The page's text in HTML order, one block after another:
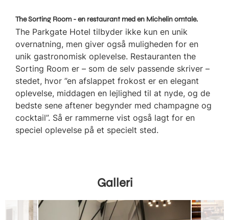
The Sorting Room - en restaurant med en Michelin omtale.
The Parkgate Hotel tilbyder ikke kun en unik
overnatning, men giver også muligheden for en
unik gastronomisk oplevelse. Restauranten the
Sorting Room er – som de selv passende skriver –
stedet, hvor ”en afslappet frokost er en elegant
oplevelse, middagen en lejlighed til at nyde, og de
bedste sene aftener begynder med champagne og
cocktail”. Så er rammerne vist også lagt for en
speciel oplevelse på et specielt sted.
Galleri